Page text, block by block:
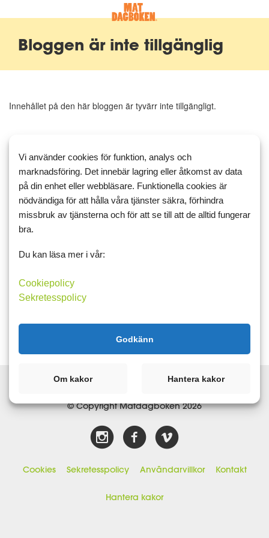
Bloggen är inte tillgänglig
Innehållet på den här bloggen är tyvärr inte tillgängligt.
© Copyright Matdagboken 2026
Cookies Sekretesspolicy Användarvillkor Kontakt
Hantera kakor
Vi använder cookies för funktion, analys och
marknadsföring. Det innebär lagring eller åtkomst av data
på din enhet eller webbläsare. Funktionella cookies är
nödvändiga för att hålla våra tjänster säkra, förhindra
missbruk av tjänsterna och för att se till att de alltid fungerar
bra.
Du kan läsa mer i vår:
Cookiepolicy
Sekretesspolicy
Godkänn
Om kakor Hantera kakor